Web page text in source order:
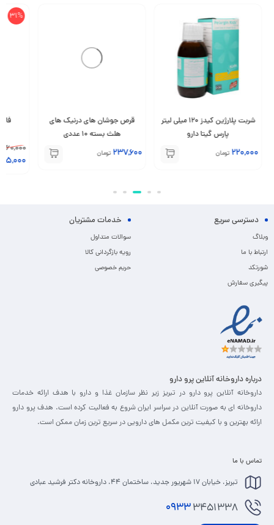
شربت پلارژین کیدز 120 میلی لیتر
پارس گیتا دارو
220,000تومان
قرص جوشان های درنیک های
هلث بسته 10 عددی
237,600تومان
31%
660,000
دسترسی سریع
وبلاگ
ارتباط با ما
شورتکد
پیگیری سفارش
خدمات مشتریان
سوالات متداول
رویه بازگردانی کالا
حریم خصوصی
درباره داروخانه آنلاین پرو دارو
داروخانه آنلاین پرو دارو در تبریز زیر نظر سازمان غذا و دارو با هدف ارائه خدمات
داروخانه ای به صورت آنلاین در سراسر ایران شروع به فعالیت کرده است. هدف پرو دارو
ارائه بهترین و با کیفیت ترین مکمل های دارویی در سریع ترین زمان ممکن است.
تماس با ما
تبریز، خیابان 17 شهریور جدید، ساختمان 44، داروخانه دکتر فرشید عبادی
09333451338